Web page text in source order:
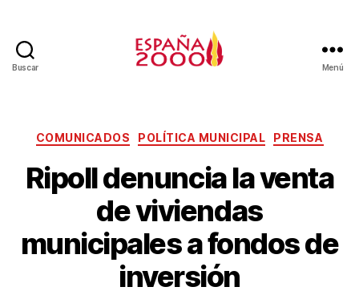
Buscar Menú
COMUNICADOS POLÍTICA MUNICIPAL PRENSA
Ripoll denuncia la venta
de viviendas
municipales a fondos de
inversión